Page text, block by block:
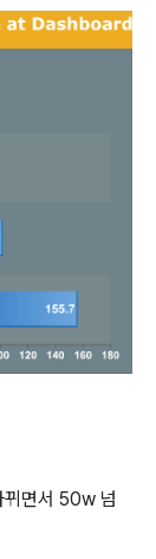
면서 50w 넘